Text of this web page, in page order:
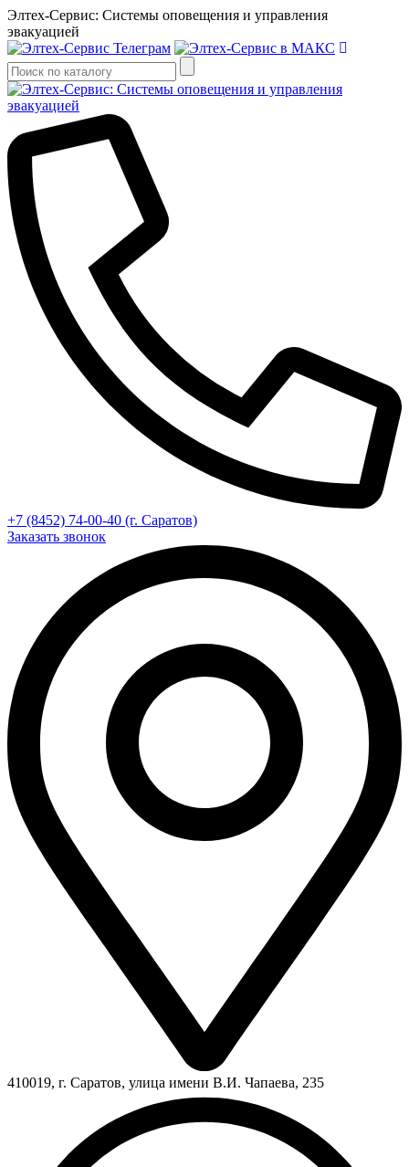
Элтех-Сервис: Системы оповещения и управления
эвакуацией
+7 (8452) 74-00-40 (г. Саратов)
Заказать звонок
410019, г. Саратов, улица имени В.И. Чапаева, 235